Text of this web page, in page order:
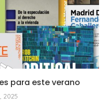
para este verano
2025